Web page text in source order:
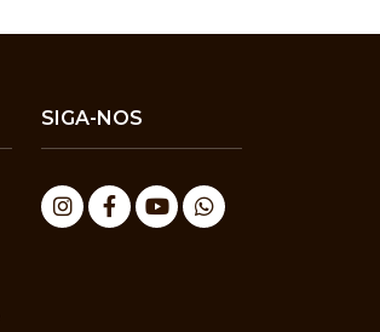
SIGA-NOS